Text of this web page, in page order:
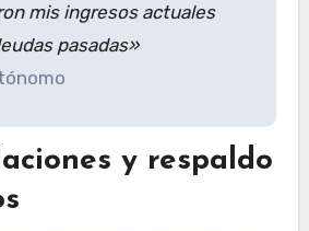
mis ingresos actuales
pasadas»
y respaldo